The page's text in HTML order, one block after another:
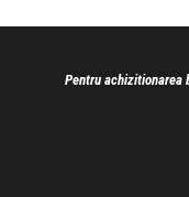
Pentru achizitionarea